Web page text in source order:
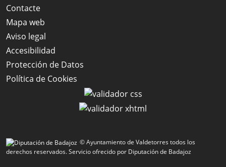
Contacte
Mapa web
Aviso legal
Accesibilidad
Protección de Datos
Política de Cookies
© Ayuntamiento de Valdetorres todos los
derechos reservados.Servicio ofrecido por Diputación de Badajoz